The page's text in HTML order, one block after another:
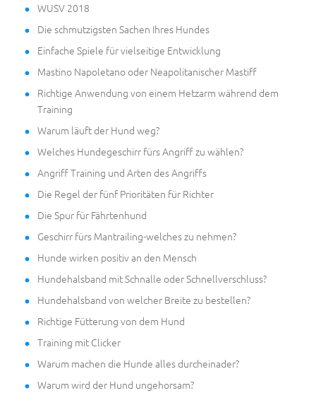
WUSV 2018
Die schmutzigsten Sachen Ihres Hundes
Einfache Spiele für vielseitige Entwicklung
Mastino Napoletano oder Neapolitanischer Mastiff
Richtige Anwendung von einem Hetzarm während dem
Training
Warum läuft der Hund weg?
Welches Hundegeschirr fürs Angriff zu wählen?
Angriff Training und Arten des Angriffs
Die Regel der fünf Prioritäten für Richter
Die Spur für Fährtenhund
Geschirr fürs Mantrailing-welches zu nehmen?
Hunde wirken positiv an den Mensch
Hundehalsband mit Schnalle oder Schnellverschluss?
Hundehalsband von welcher Breite zu bestellen?
Richtige Fütterung von dem Hund
Training mit Clicker
Warum machen die Hunde alles durcheinader?
Warum wird der Hund ungehorsam?